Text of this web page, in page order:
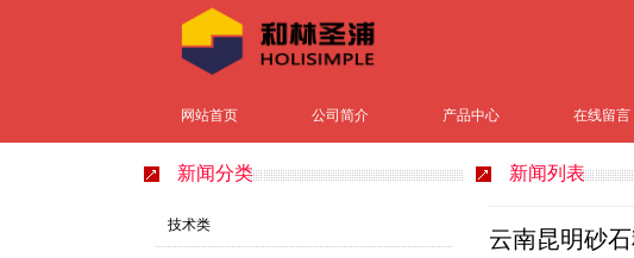
网站首页 公司简介 产品中心 在线留言
新闻分类
技术类
新闻列表
云南昆明砂